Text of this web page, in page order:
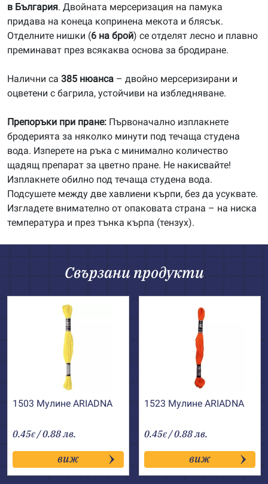
в България. Двойната мерсеризация на памука
придава на конеца копринена мекота и блясък.
Отделните нишки (6 на брой) се отделят лесно и плавно
преминават през всякаква основа за бродиране.
Налични са 385 нюанса – двойно мерсеризирани и
оцветени с багрила, устойчиви на избледняване.
Препоръки при пране: Първоначално изплакнете
бродерията за няколко минути под течаща студена
вода. Изперете на ръка с минимално количество
щадящ препарат за цветно пране. Не накисвайте!
Изплакнете обилно под течаща студена вода.
Подсушете между две хавлиени кърпи, без да усуквате.
Изгладете внимателно от опаковата страна – на ниска
температура и през тънка кърпа (тензух).
Свързани продукти
1503 Мулине АRIADNA
0.45€ / 0.88 лв.
виж
1523 Мулине АRIADNA
0.45€ / 0.88 лв.
виж